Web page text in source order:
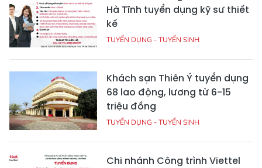
Hà Tĩnh tuyển dụng kỹ sư thiết
kế
TUYỂN DỤNG - TUYỂN SINH
Khách sạn Thiên Ý tuyển dụng
68 lao động, lương từ 6-15
triệu đồng
TUYỂN DỤNG - TUYỂN SINH
Chi nhánh Công trình Viettel